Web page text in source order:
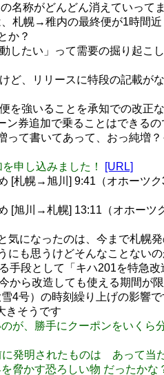
称がどんどん消えていってま
札幌→稚内の最終便が1時間
か？
したい」って需要の掘り起
ど、リリースに特段の記載
を強いることを承知での改正
券追加で乗ることはできる
って書いてあって、おっ純増
申し込みました！ [URL]
[札幌→旭川] 9:41（オホーツ
[旭川→札幌] 13:11（オホー
気になったのは、今まで札幌
にも思うけどそんなことないの
手段として「キハ201を特急
から改造しても使える期間が
4号）の時刻繰り上げの影響で
きそうです
が、勝手にクーポンをいく
に発明されたものは あって
脅かす恐ろしい物 だったかな